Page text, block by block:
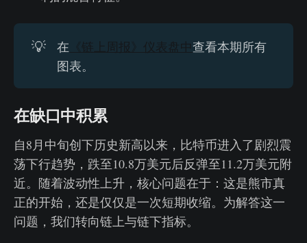
💡 在 《链上周报》仪表盘中查看本期所有
图表。
在缺口中积累
自8月中旬创下历史新高以来，比特币进入了剧烈震
荡下行趋势，跌至10.8万美元后反弹至11.2万美元附
近。随着波动性上升，核心问题在于：这是熊市真
正的开始，还是仅仅是一次短期收缩。为解答这一
问题，我们转向链上与链下指标。